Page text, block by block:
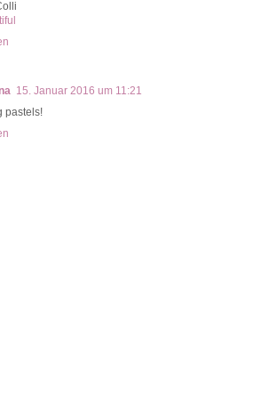
15. Januar 2016 um 11:21
pastels!